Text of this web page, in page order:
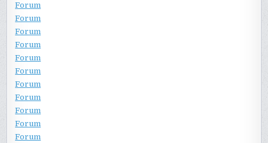
Forum
Forum
Forum
Forum
Forum
Forum
Forum
Forum
Forum
Forum
Forum